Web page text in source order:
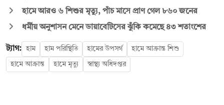
হামে আরও ৬ শিশুর মৃত্যু, পাঁচ মাসে প্রাণ গেল ৮৬০ জনের
ধর্মীয় অনুশাসন মেনে ডায়াবেটিসের ঝুঁকি কমেছে ৪৩ শতাংশের
ট্যাগ: হাম হাম পরিস্থিতি হামের উপসর্গ হামে আক্রান্ত শিশু
হামে আক্রান্ত হামে মৃত্যু স্বাস্থ্য অধিদপ্তর